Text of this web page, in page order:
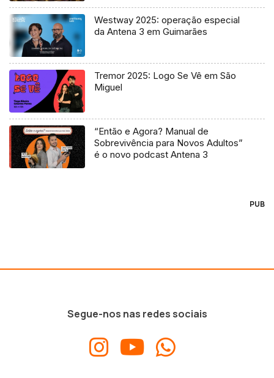
Westway 2025: operação especial
da Antena 3 em Guimarães
Tremor 2025: Logo Se Vê em São
Miguel
“Então e Agora? Manual de
Sobrevivência para Novos Adultos”
é o novo podcast Antena 3
PUB
Segue-nos nas redes sociais